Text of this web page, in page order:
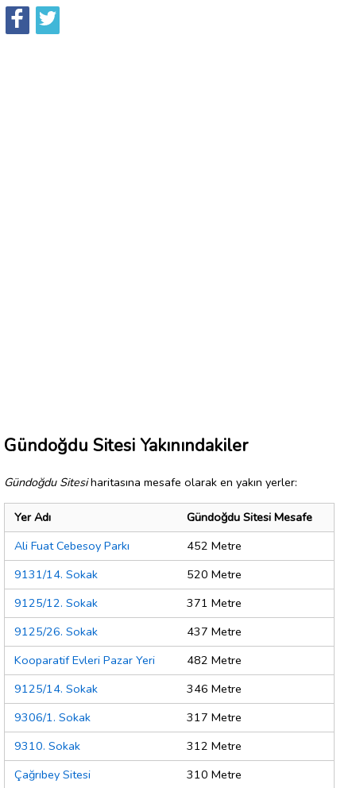
Gündoğdu Sitesi Yakınındakiler
Gündoğdu Sitesiharitasına mesafe olarak en yakın yerler:
Yer Adı
Gündoğdu Sitesi Mesafe
Ali Fuat Cebesoy Parkı
452 Metre
9131/14. Sokak
520 Metre
9125/12. Sokak
371 Metre
9125/26. Sokak
437 Metre
Kooparatif Evleri Pazar Yeri
482 Metre
9125/14. Sokak
346 Metre
9306/1. Sokak
317 Metre
9310. Sokak
312 Metre
Çağrıbey Sitesi
310 Metre